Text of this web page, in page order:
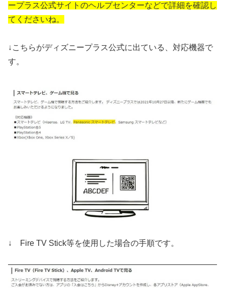
ープラス公式サイトのヘルプセンターなどで詳細を確認し
てくださいね。
↓こちらがディズニープラス公式に出ている、対応機器で
す。
↓ Fire TV Stick等を使用した場合の手順です。